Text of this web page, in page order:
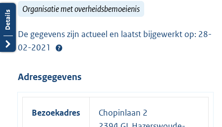
Organisatie met overheidsbemoeienis
De gegevens zijn actueel en laatst bijgewerkt op: 28-
02-2021
Adresgegevens
Bezoekadres
Chopinlaan 2